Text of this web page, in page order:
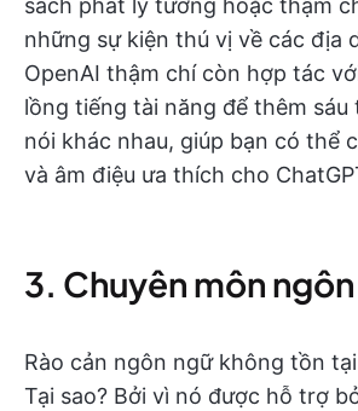
sách phát lý tưởng hoặc thậm
những sự kiện thú vị về các địa
OpenAI thậm chí còn hợp tác
lồng tiếng tài năng để thêm sáu
nói khác nhau, giúp bạn có thể
và âm điệu ưa thích cho
3. Chuyên môn
Rào cản ngôn ngữ không tồn
Tại sao? Bởi vì nó được hỗ trợ